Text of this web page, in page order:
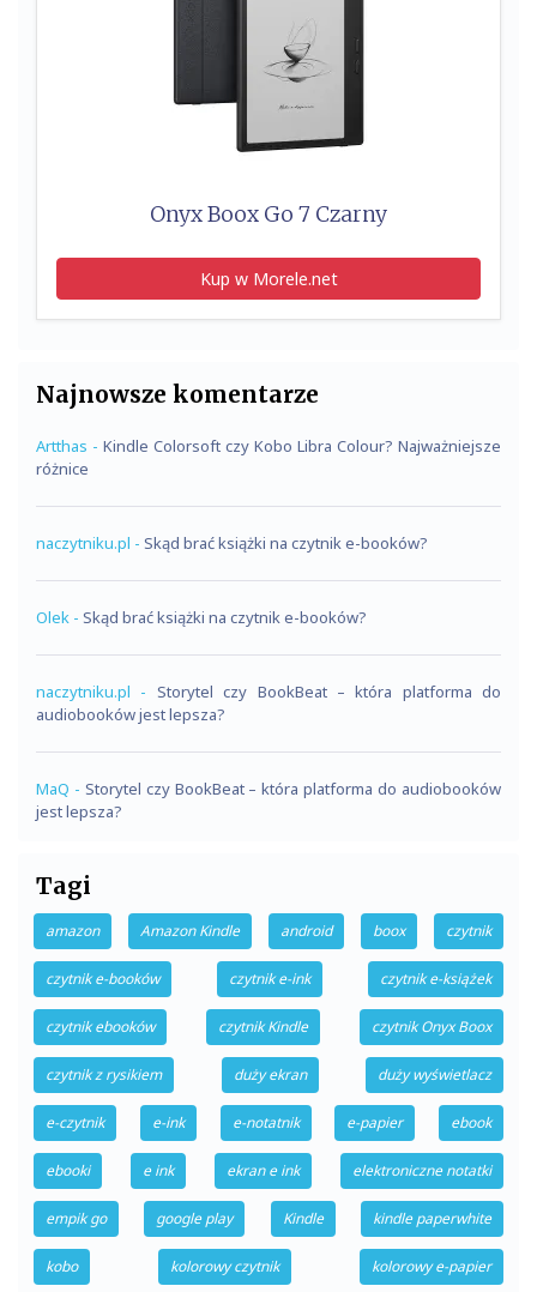
Onyx Boox Go 7 Czarny
Kup w Morele.net
Najnowsze komentarze
Artthas - Kindle Colorsoft czy Kobo Libra Colour? Najważniejsze
różnice
naczytniku.pl - Skąd brać książki na czytnik e-booków?
Olek - Skąd brać książki na czytnik e-booków?
naczytniku.pl - Storytel czy BookBeat – która platforma do
audiobooków jest lepsza?
MaQ - Storytel czy BookBeat – która platforma do audiobooków
jest lepsza?
Tagi
amazon Amazon Kindle android boox czytnik
czytnik e-booków czytnik e-ink czytnik e-książek
czytnik ebooków czytnik Kindle czytnik Onyx Boox
czytnik z rysikiem duży ekran duży wyświetlacz
e-czytnik e-ink e-notatnik e-papier ebook
ebooki e ink ekran e ink elektroniczne notatki
empik go google play Kindle kindle paperwhite
kobo kolorowy czytnik kolorowy e-papier